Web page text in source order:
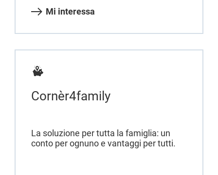
Mi interessa
Cornèr4family
La soluzione per tutta la famiglia: un
conto per ognuno e vantaggi per tutti.